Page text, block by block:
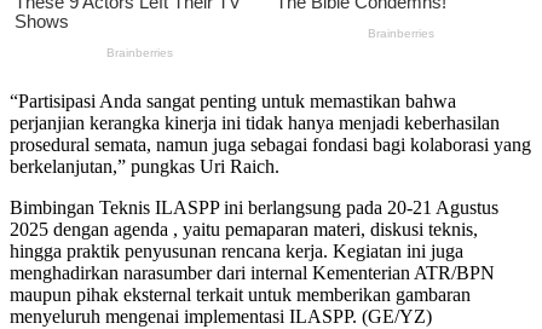
“Partisipasi Anda sangat penting untuk memastikan bahwa
perjanjian kerangka kinerja ini tidak hanya menjadi keberhasilan
prosedural semata, namun juga sebagai fondasi bagi kolaborasi yang
berkelanjutan,” pungkas Uri Raich.
Bimbingan Teknis ILASPP ini berlangsung pada 20-21 Agustus
2025 dengan agenda , yaitu pemaparan materi, diskusi teknis,
hingga praktik penyusunan rencana kerja. Kegiatan ini juga
menghadirkan narasumber dari internal Kementerian ATR/BPN
maupun pihak eksternal terkait untuk memberikan gambaran
menyeluruh mengenai implementasi ILASPP. (GE/YZ)